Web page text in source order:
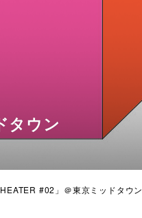
タウン
#02」＠東京ミッドタウン